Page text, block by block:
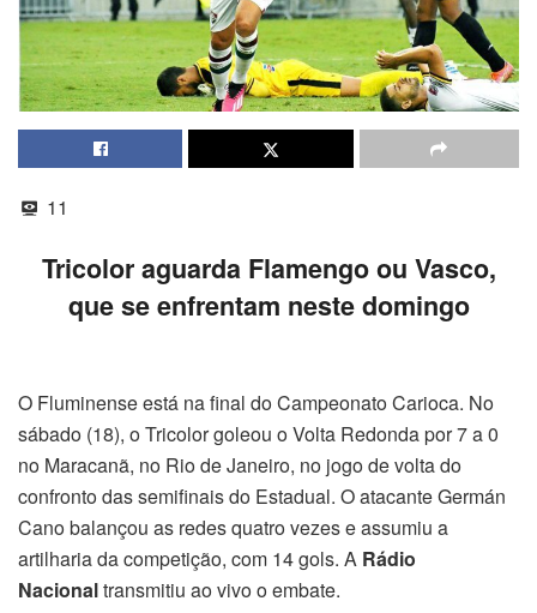
11
Tricolor aguarda Flamengo ou Vasco,
que se enfrentam neste domingo
O Fluminense está na final do Campeonato Carioca. No
sábado (18), o Tricolor goleou o Volta Redonda por 7 a 0
no Maracanã, no Rio de Janeiro, no jogo de volta do
confronto das semifinais do Estadual. O atacante Germán
Cano balançou as redes quatro vezes e assumiu a
artilharia da competição, com 14 gols. A Rádio
Nacionaltransmitiu ao vivo o embate.